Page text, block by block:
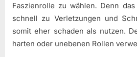
Faszienrolle zu wählen. Denn
schnell zu Verletzungen und
somit eher schaden als nutzen.
harten oder unebenen Rollen